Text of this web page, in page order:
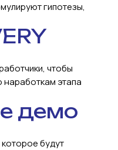
гипотезы,
чтобы
наработкам этапа
демо
будут